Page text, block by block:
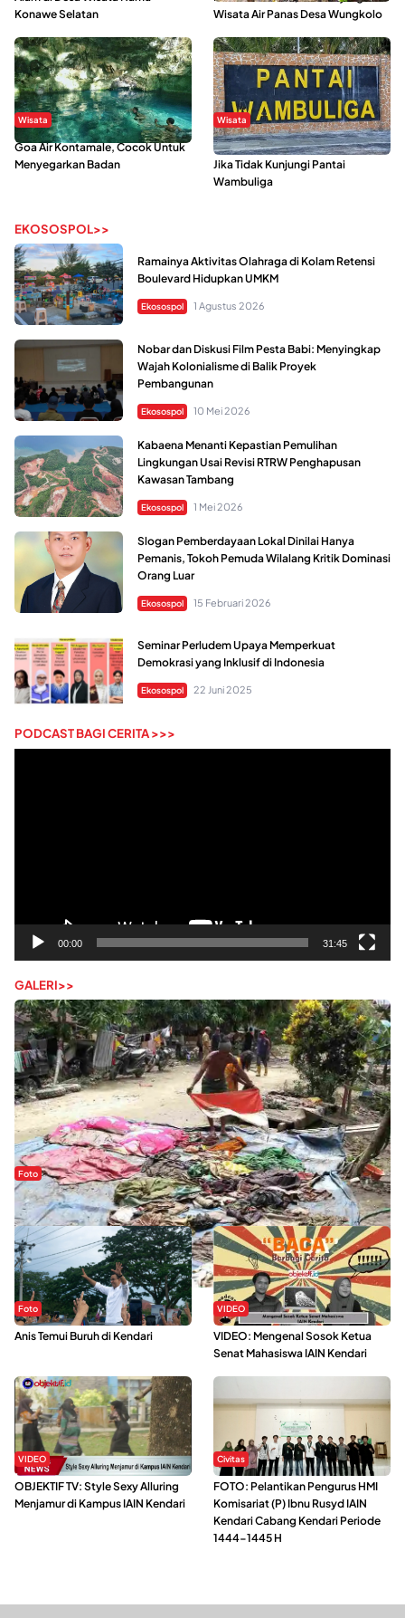
Konawe Selatan
Wisata Air Panas Desa Wungkolo
Wisata
Goa Air Kontamale, Cocok Untuk
Menyegarkan Badan
Wisata
Berkunjung Ke Wakatobi, Nyesal
Jika Tidak Kunjungi Pantai
Wambuliga
EKOSOSPOL>>
Ramainya Aktivitas Olahraga di Kolam Retensi
Boulevard Hidupkan UMKM
Ekosospol 1 Agustus 2026
Nobar dan Diskusi Film Pesta Babi: Menyingkap
Wajah Kolonialisme di Balik Proyek
Pembangunan
Ekosospol 10 Mei 2026
Kabaena Menanti Kepastian Pemulihan
Lingkungan Usai Revisi RTRW Penghapusan
Kawasan Tambang
Ekosospol 1 Mei 2026
Slogan Pemberdayaan Lokal Dinilai Hanya
Pemanis, Tokoh Pemuda Wilalang Kritik Dominasi
Orang Luar
Ekosospol 15 Februari 2026
Seminar Perludem Upaya Memperkuat
Demokrasi yang Inklusif di Indonesia
Ekosospol 22 Juni 2025
PODCAST BAGI CERITA >>>
00:00 31:45
GALERI>>
Foto
Sejak Banjir Bandang, Warga Butuhkan Air Bersih
Foto
Anis Temui Buruh di Kendari
VIDEO
VIDEO: Mengenal Sosok Ketua
Senat Mahasiswa IAIN Kendari
VIDEO
OBJEKTIF TV: Style Sexy Alluring
Menjamur di Kampus IAIN Kendari
Civitas
FOTO: Pelantikan Pengurus HMI
Komisariat (P) Ibnu Rusyd IAIN
Kendari Cabang Kendari Periode
1444-1445 H